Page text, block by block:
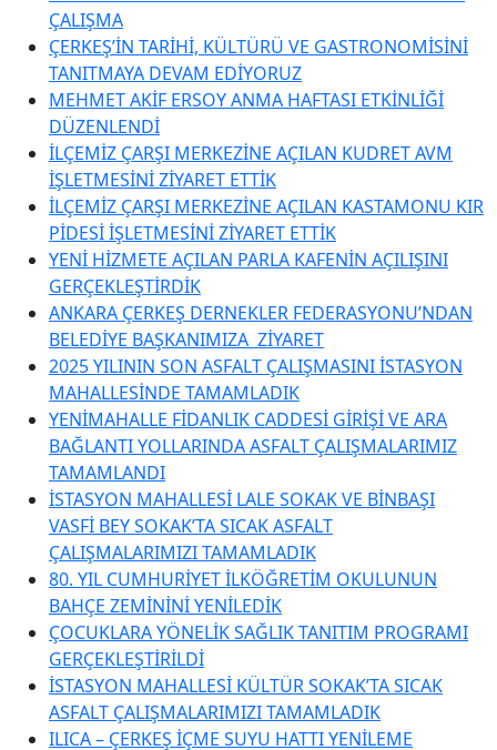
ÇALIŞMA
ÇERKEŞ’İN TARİHİ, KÜLTÜRÜ VE GASTRONOMİSİNİ
TANITMAYA DEVAM EDİYORUZ
MEHMET AKİF ERSOY ANMA HAFTASI ETKİNLİĞİ
DÜZENLENDİ
İLÇEMİZ ÇARŞI MERKEZİNE AÇILAN KUDRET AVM
İŞLETMESİNİ ZİYARET ETTİK
İLÇEMİZ ÇARŞI MERKEZİNE AÇILAN KASTAMONU KIR
PİDESİ İŞLETMESİNİ ZİYARET ETTİK
YENİ HİZMETE AÇILAN PARLA KAFENİN AÇILIŞINI
GERÇEKLEŞTİRDİK
ANKARA ÇERKEŞ DERNEKLER FEDERASYONU’NDAN
BELEDİYE BAŞKANIMIZA ZİYARET
2025 YILININ SON ASFALT ÇALIŞMASINI İSTASYON
MAHALLESİNDE TAMAMLADIK
YENİMAHALLE FİDANLIK CADDESİ GİRİŞİ VE ARA
BAĞLANTI YOLLARINDA ASFALT ÇALIŞMALARIMIZ
TAMAMLANDI
İSTASYON MAHALLESİ LALE SOKAK VE BİNBAŞI
VASFİ BEY SOKAK’TA SICAK ASFALT
ÇALIŞMALARIMIZI TAMAMLADIK
80. YIL CUMHURİYET İLKÖĞRETİM OKULUNUN
BAHÇE ZEMİNİNİ YENİLEDİK
ÇOCUKLARA YÖNELİK SAĞLIK TANITIM PROGRAMI
GERÇEKLEŞTİRİLDİ
İSTASYON MAHALLESİ KÜLTÜR SOKAK’TA SICAK
ASFALT ÇALIŞMALARIMIZI TAMAMLADIK
ILICA – ÇERKEŞ İÇME SUYU HATTI YENİLEME